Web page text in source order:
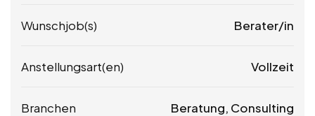
Wunschjob(s) Berater/in
Anstellungsart(en) Vollzeit
Branchen Beratung, Consulting